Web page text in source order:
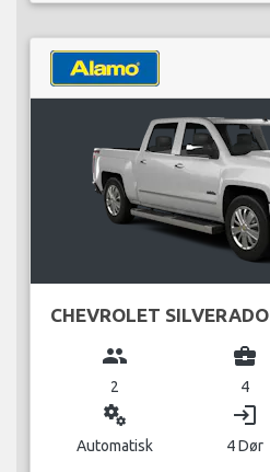
CHEVROLET SILVERADO
group
2
business_center
4
miscellaneous_services
Automatisk
login
4 Dør